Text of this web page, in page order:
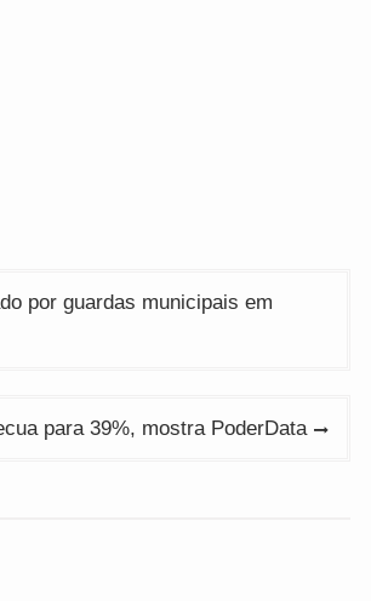
por guardas municipais em
para 39%, mostra PoderData